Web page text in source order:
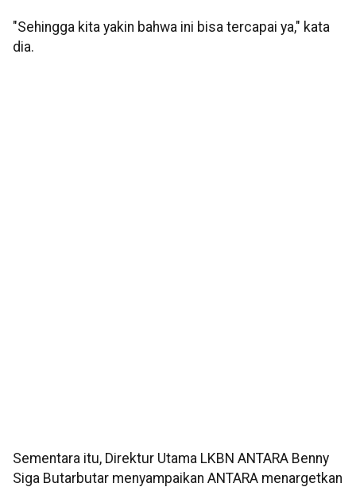
"Sehingga kita yakin bahwa ini bisa tercapai ya," kata
dia.
Sementara itu, Direktur Utama LKBN ANTARA Benny
Siga Butarbutar menyampaikan ANTARA menargetkan